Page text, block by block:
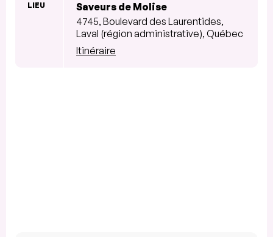
LIEU
Saveurs de Molise
4745, Boulevard des Laurentides,
Laval (région administrative), Québec
Itinéraire